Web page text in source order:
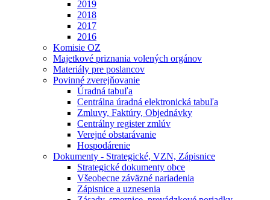
2019
2018
2017
2016
Komisie OZ
Majetkové priznania volených orgánov
Materiály pre poslancov
Povinné zverejňovanie
Úradná tabuľa
Centrálna úradná elektronická tabuľa
Zmluvy, Faktúry, Objednávky
Centrálny register zmlúv
Verejné obstarávanie
Hospodárenie
Dokumenty - Strategické, VZN, Zápisnice
Strategické dokumenty obce
Všeobecne záväzné nariadenia
Zápisnice a uznesenia